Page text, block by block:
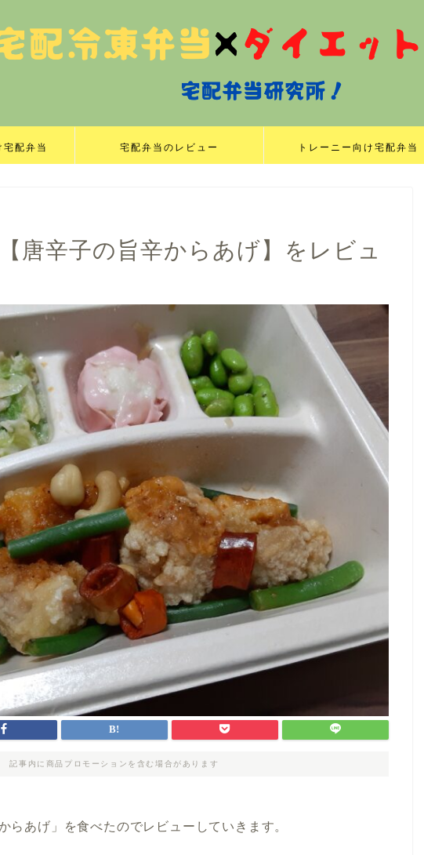
宅配弁当 宅配弁当のレビュー トレーニー向け宅配弁当
唐辛子の旨辛からあげ】をレビュ
記事内に商品プロモーションを含む場合があります
らあげ」を食べたのでレビューしていきます。